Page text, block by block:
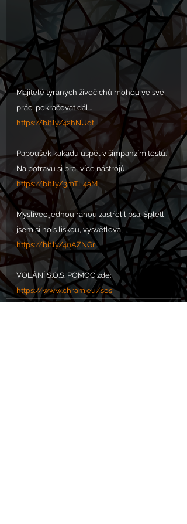
Majitelé týraných živočichů mohou ve své
práci pokračovat dál...
https://bit.ly/42hNUqt
Papoušek kakadu uspěl v šimpanzím testu.
Na potravu si bral více nástrojů
https://bit.ly/3mTL4aM
Myslivec jednou ranou zastřelil psa. Spletl
jsem si ho s liškou, vysvětloval
https://bit.ly/40AZNGr
VOLÁNÍ S.O.S. POMOC zde:
https://www.chram.eu/sos